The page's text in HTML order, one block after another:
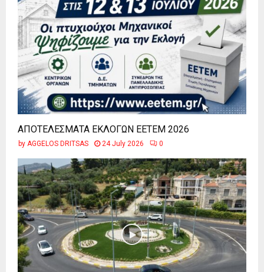
ΑΠΟΤΕΛΕΣΜΑΤΑ ΕΚΛΟΓΩΝ ΕΕΤΕΜ 2026
by AGGELOS DRITSAS 24 July 2026 0